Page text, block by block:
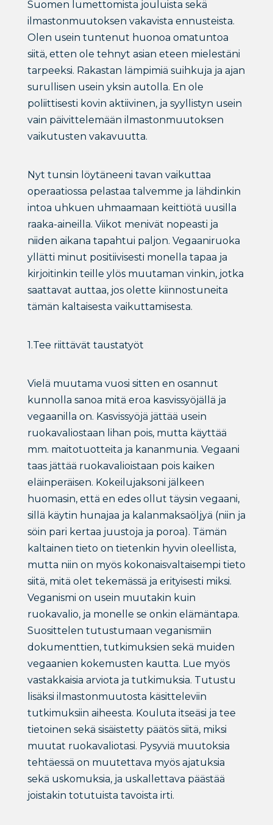
Suomen lumettomista jouluista sekä
ilmastonmuutoksen vakavista ennusteista.
Olen usein tuntenut huonoa omatuntoa
siitä, etten ole tehnyt asian eteen mielestäni
tarpeeksi. Rakastan lämpimiä suihkuja ja ajan
surullisen usein yksin autolla. En ole
poliittisesti kovin aktiivinen, ja syyllistyn usein
vain päivittelemään ilmastonmuutoksen
vaikutusten vakavuutta.
Nyt tunsin löytäneeni tavan vaikuttaa
operaatiossa pelastaa talvemme ja lähdinkin
intoa uhkuen uhmaamaan keittiötä uusilla
raaka-aineilla. Viikot menivät nopeasti ja
niiden aikana tapahtui paljon. Vegaaniruoka
yllätti minut positiivisesti monella tapaa ja
kirjoitinkin teille ylös muutaman vinkin, jotka
saattavat auttaa, jos olette kiinnostuneita
tämän kaltaisesta vaikuttamisesta.
1.Tee riittävät taustatyöt
Vielä muutama vuosi sitten en osannut
kunnolla sanoa mitä eroa kasvissyöjällä ja
vegaanilla on. Kasvissyöjä jättää usein
ruokavaliostaan lihan pois, mutta käyttää
mm. maitotuotteita ja kananmunia. Vegaani
taas jättää ruokavalioistaan pois kaiken
eläinperäisen. Kokeilujaksoni jälkeen
huomasin, että en edes ollut täysin vegaani,
sillä käytin hunajaa ja kalanmaksaöljyä (niin ja
söin pari kertaa juustoja ja poroa). Tämän
kaltainen tieto on tietenkin hyvin oleellista,
mutta niin on myös kokonaisvaltaisempi tieto
siitä, mitä olet tekemässä ja erityisesti miksi.
Veganismi on usein muutakin kuin
ruokavalio, ja monelle se onkin elämäntapa.
Suosittelen tutustumaan veganismiin
dokumenttien, tutkimuksien sekä muiden
vegaanien kokemusten kautta. Lue myös
vastakkaisia arviota ja tutkimuksia. Tutustu
lisäksi ilmastonmuutosta käsitteleviin
tutkimuksiin aiheesta. Kouluta itseäsi ja tee
tietoinen sekä sisäistetty päätös siitä, miksi
muutat ruokavaliotasi. Pysyviä muutoksia
tehtäessä on muutettava myös ajatuksia
sekä uskomuksia, ja uskallettava päästää
joistakin totutuista tavoista irti.